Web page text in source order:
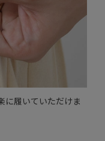
に履いていただけま